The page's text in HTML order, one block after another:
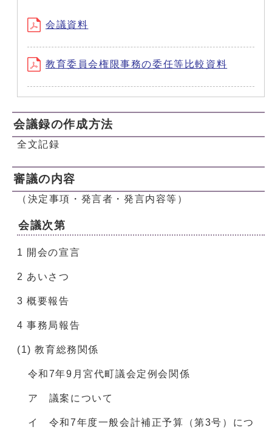
会議資料
教育委員会権限事務の委任等比較資料
会議録の作成方法
全文記録
審議の内容
（決定事項・発言者・発言内容等）
会議次第
1 開会の宣言
2 あいさつ
3 概要報告
4 事務局報告
(1) 教育総務関係
令和7年9月宮代町議会定例会関係
ア 議案について
イ 令和7年度一般会計補正予算（第3号）につ